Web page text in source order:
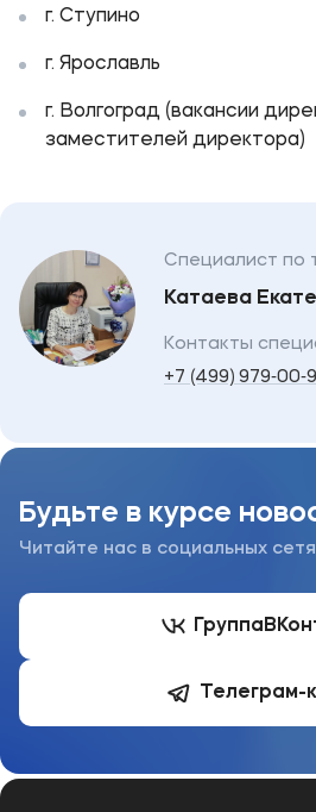
г. Ступино
г. Ярославль
г. Волгоград (вакансии
заместителей директора)
Специалист по
Катаева
Контакты
+7 (499)
Будьте в курсе
Читайте нас в социальных
Группа
Телеграм-